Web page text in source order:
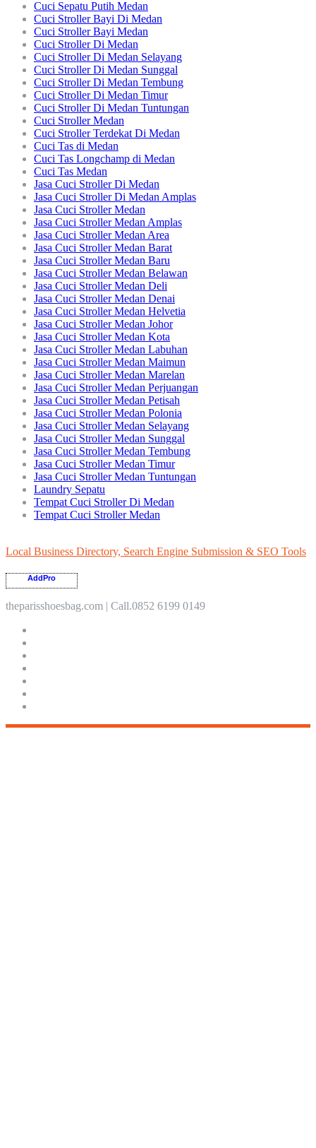
Cuci Sepatu Putih Medan
Cuci Stroller Bayi Di Medan
Cuci Stroller Bayi Medan
Cuci Stroller Di Medan
Cuci Stroller Di Medan Selayang
Cuci Stroller Di Medan Sunggal
Cuci Stroller Di Medan Tembung
Cuci Stroller Di Medan Timur
Cuci Stroller Di Medan Tuntungan
Cuci Stroller Medan
Cuci Stroller Terdekat Di Medan
Cuci Tas di Medan
Cuci Tas Longchamp di Medan
Cuci Tas Medan
Jasa Cuci Stroller Di Medan
Jasa Cuci Stroller Di Medan Amplas
Jasa Cuci Stroller Medan
Jasa Cuci Stroller Medan Amplas
Jasa Cuci Stroller Medan Area
Jasa Cuci Stroller Medan Barat
Jasa Cuci Stroller Medan Baru
Jasa Cuci Stroller Medan Belawan
Jasa Cuci Stroller Medan Deli
Jasa Cuci Stroller Medan Denai
Jasa Cuci Stroller Medan Helvetia
Jasa Cuci Stroller Medan Johor
Jasa Cuci Stroller Medan Kota
Jasa Cuci Stroller Medan Labuhan
Jasa Cuci Stroller Medan Maimun
Jasa Cuci Stroller Medan Marelan
Jasa Cuci Stroller Medan Perjuangan
Jasa Cuci Stroller Medan Petisah
Jasa Cuci Stroller Medan Polonia
Jasa Cuci Stroller Medan Selayang
Jasa Cuci Stroller Medan Sunggal
Jasa Cuci Stroller Medan Tembung
Jasa Cuci Stroller Medan Timur
Jasa Cuci Stroller Medan Tuntungan
Laundry Sepatu
Tempat Cuci Stroller Di Medan
Tempat Cuci Stroller Medan
Local Business Directory, Search Engine Submission & SEO Tools
AddPro
theparisshoesbag.com | Call.0852 6199 0149